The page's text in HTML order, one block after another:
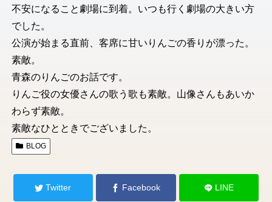
不安になること劇場に到着。いつも行く劇場の大きい方
でした。
公演が始まる直前、客席に甘いりんごの香りが漂った。
素敵。
青森のりんごのお話です。
りんご役の女優さんの歌う歌も素敵。山像さんもあいか
わらず素敵。
素敵なひとときでございました。
BLOG
Twitter Facebook LINE